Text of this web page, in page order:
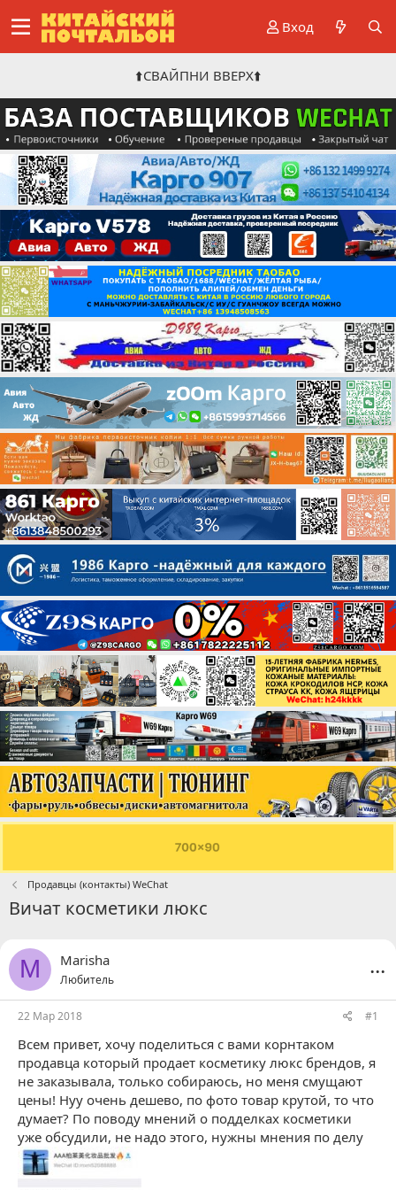
Вход
⬆️СВАЙПНИ ВВЕРХ⬆️
Продавцы (контакты) WeChat
Вичат косметики люкс
M Marisha
Любитель
...
22 Мар 2018 #1
Всем привет, хочу поделиться с вами корнтаком
продавца который продает косметику люкс брендов, я
не заказывала, только собираюсь, но меня смущают
цены! Нуу очень дешево, по фото товар крутой, то что
думает? По поводу мнений о подделках косметики
уже обсудили, не надо этого, нужны мнения по делу